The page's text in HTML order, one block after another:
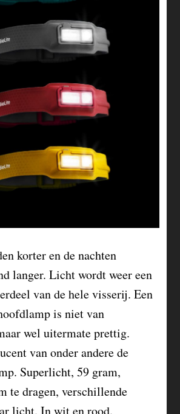
korter en de nachten
langer. Licht wordt weer een
van de hele visserij. Een
is niet van
wel uitermate prettig.
van onder andere de
Superlicht, 59 gram,
te dragen, verschillende
licht. In wit en rood.